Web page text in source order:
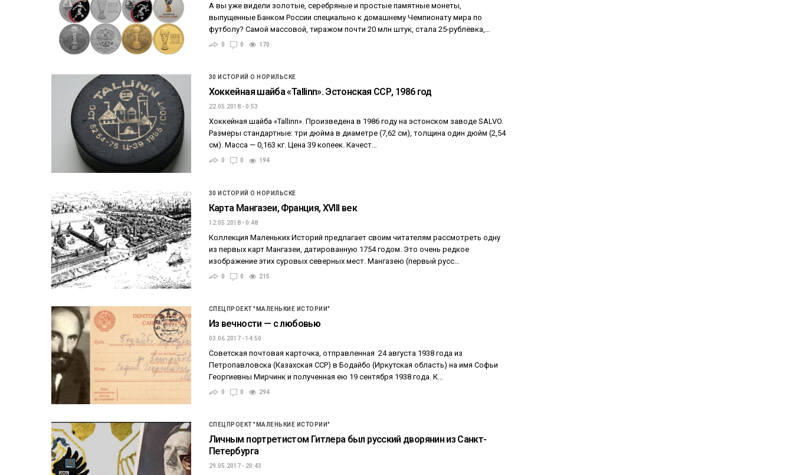
А вы уже видели золотые, серебряные и простые памятные монеты,
выпущенные Банком России специально к домашнему Чемпионату мира по
футболу? Самой массовой, тиражом почти 20 млн штук, стала 25-рублёвка,…
0 0 170
30 ИСТОРИЙ О НОРИЛЬСКЕ
Хоккейная шайба «Tallinn». Эстонская ССР, 1986 год
22.05.2018 - 0:53
Хоккейная шайба «Tallinn». Произведена в 1986 году на эстонском заводе SALVO.
Размеры стандартные: три дюйма в диаметре (7,62 см), толщина один дюйм (2,54
см). Масса — 0,163 кг. Цена 39 копеек. Качест…
0 0 194
30 ИСТОРИЙ О НОРИЛЬСКЕ
Карта Мангазеи, Франция, XVIII век
12.05.2018 - 0:48
Коллекция Маленьких Историй предлагает своим читателям рассмотреть одну
из первых карт Мангазеи, датированную 1754 годом. Это очень редкое
изображение этих суровых северных мест. Мангазею (первый русс…
0 0 215
СПЕЦПРОЕКТ "МАЛЕНЬКИЕ ИСТОРИИ"
Из вечности — с любовью
03.06.2017 - 14:50
Советская почтовая карточка, отправленная 24 августа 1938 года из
Петропавловска (Казахская ССР) в Бодайбо (Иркутская область) на имя Софьи
Георгиевны Мирчинк и полученная ею 19 сентября 1938 года. К…
0 0 294
СПЕЦПРОЕКТ "МАЛЕНЬКИЕ ИСТОРИИ"
Личным портретистом Гитлера был русский дворянин из Санкт-
Петербурга
29.05.2017 - 20:43